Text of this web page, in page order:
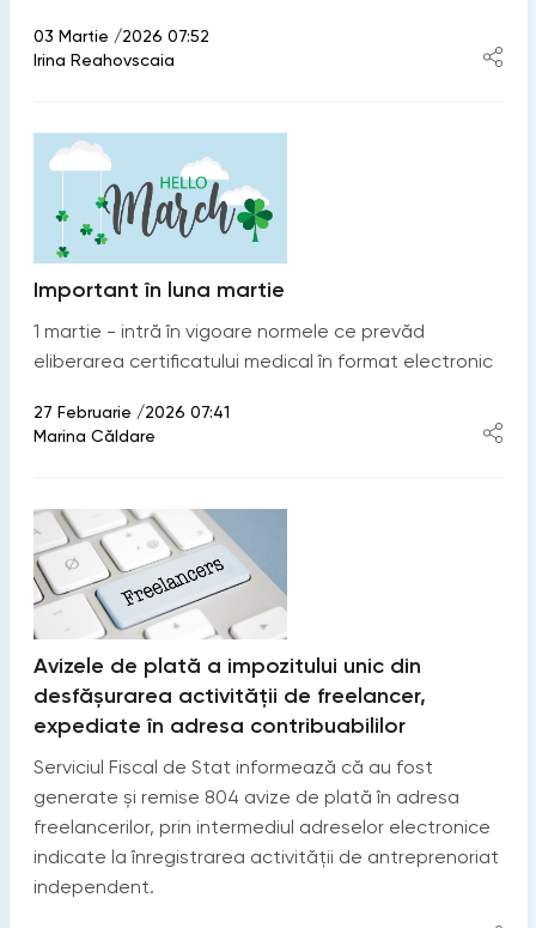
03 Martie /2026 07:52
Irina Reahovscaia
Important în luna martie
1 martie - intră în vigoare normele ce prevăd
eliberarea certificatului medical în format electronic
27 Februarie /2026 07:41
Marina Căldare
Avizele de plată a impozitului unic din
desfășurarea activității de freelancer,
expediate în adresa contribuabililor
Serviciul Fiscal de Stat informează că au fost
generate și remise 804 avize de plată în adresa
freelancerilor, prin intermediul adreselor electronice
indicate la înregistrarea activității de antreprenoriat
independent.